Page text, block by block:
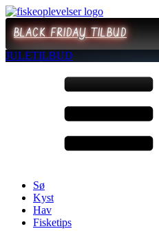
BLACK FRIDAY TILBUD
JULETILBUD
Sø
Kyst
Hav
Fisketips